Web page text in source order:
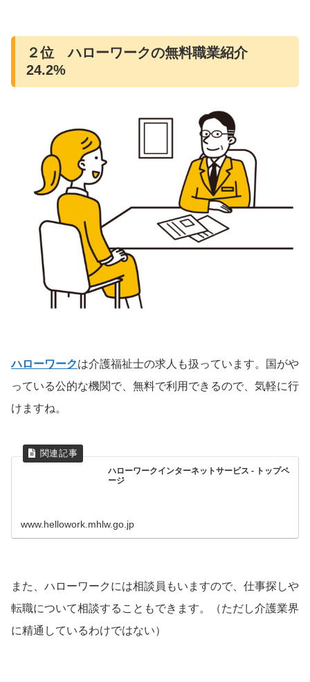
２位 ハローワークの無料職業紹介
24.2%
ハローワークは介護福祉士の求人も扱っています。国がや
っている公的な機関で、無料で利用できるので、気軽に行
けますね。
ハローワークインターネットサービス - トップペ
ージ
www.hellowork.mhlw.go.jp
また、ハローワークには相談員もいますので、仕事探しや
転職について相談することもできます。（ただし介護業界
に精通しているわけではない）